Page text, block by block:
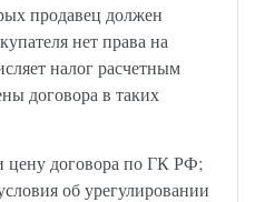
продавец должен
нет права на
налог расчетным
договора в таких
цену договора по ГК РФ;
об урегулировании